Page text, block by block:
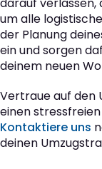
darauf verlassen,
um alle
der Planung
ein und sorgen
deinem neuen
Vertraue auf den
einen
Kontaktiere uns
deinen